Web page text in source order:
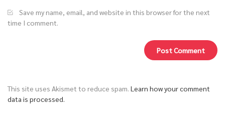
Save my name, email, and website in this browser for the next
time I comment.
This site uses Akismet to reduce spam. Learn how your comment
data is processed.